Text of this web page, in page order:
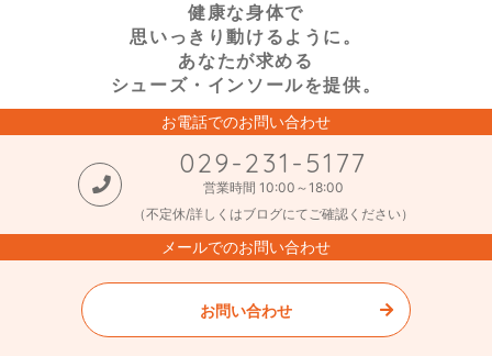
健康な身体で
思いっきり動けるように。
あなたが求める
シューズ・インソールを提供。
お電話でのお問い合わせ
029-231-5177
営業時間 10:00～18:00
（不定休/詳しくはブログにてご確認ください）
メールでのお問い合わせ
お問い合わせ